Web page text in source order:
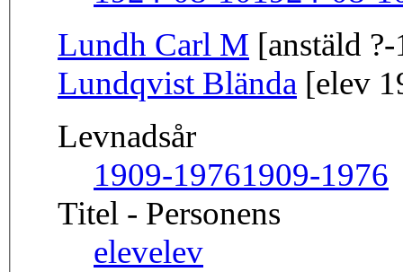
Lundh Carl M [anstäld
Lundqvist Blända [elev
Levnadsår
1909-19761909-1976
Titel - Personens
elevelev